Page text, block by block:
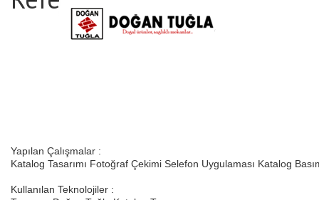
Yapılan Çalışmalar :
Katalog Tasarımı Fotoğraf Çekimi Selefon Uygulaması Katalog
Kullanılan Teknolojiler :